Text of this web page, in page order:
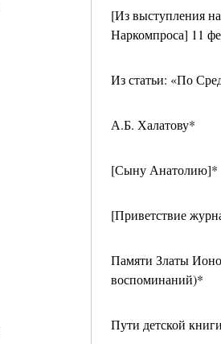
[Из выступления
Наркомпроса] 11
Из статьи: «По
А.Б. Халатову*
[Сыну Анатолию]*
[Приветствие
Памяти Златы
воспоминаний)*
Пути детской